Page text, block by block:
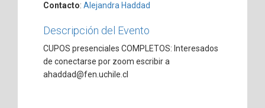
Contacto: Alejandra Haddad
Descripción del Evento
CUPOS presenciales COMPLETOS: Interesados
de conectarse por zoom escribir a
ahaddad@fen.uchile.cl